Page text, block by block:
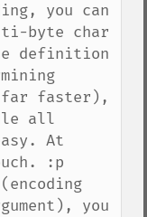
you can
byte char
definition
faster),
all
At
:p
you